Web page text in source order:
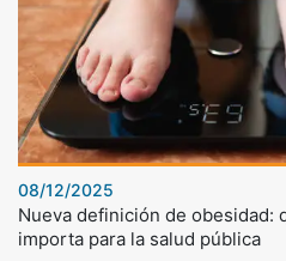
08/12/2025
Nueva definición de obesidad:
importa para la salud pública